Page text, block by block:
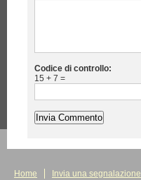
Codice di controllo:
15 + 7 =
Home Invia una segnalazione